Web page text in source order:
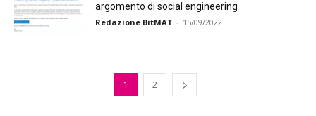
argomento di social engineering
Redazione BitMAT - 15/09/2022
1 2